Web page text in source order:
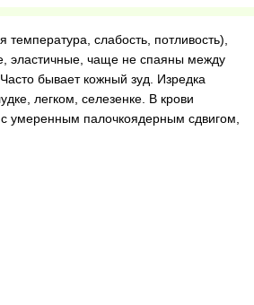
слабость, потливость),
эластичные, чаще не спаяны между
бывает кожный зуд. Изредка
легком, селезенке. В крови
умеренным палочкоядерным сдвигом,